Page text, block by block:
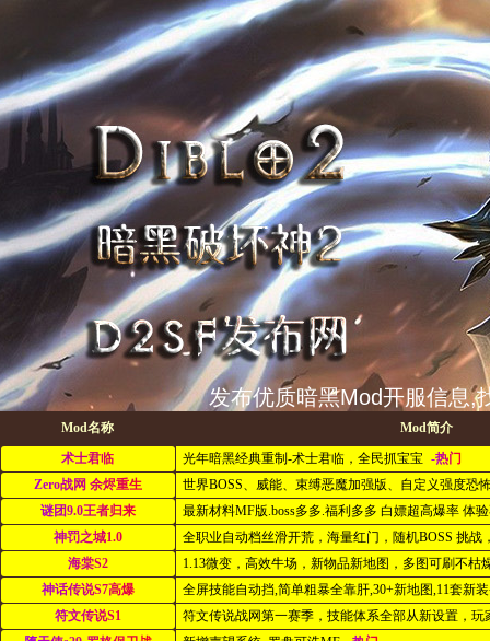
发布优质暗黑Mod开服信息,
Mod名称
Mod简介
术士君临
光年暗黑经典重制-术士君临，全民抓宝宝 -热门
Zero战网 余烬重生
世界BOSS、威能、束缚恶魔加强版、自定义强度恐
谜团9.0王者归来
最新材料MF版.boss多多.福利多多 白嫖超高爆率 体
神罚之城1.0
全职业自动档丝滑开荒，海量红门，随机BOSS 挑战
海棠S2
1.13微变，高效牛场，新物品新地图，多图可刷不枯
神话传说S7高爆
全屏技能自动挡,简单粗暴全靠肝,30+新地图,11套新
符文传说S1
符文传说战网第一赛季，技能体系全部从新设置，